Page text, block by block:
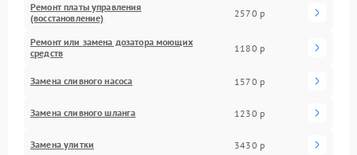
Ремонт платы управления
(восстановление)
2570 р
Ремонт или замена дозатора моющих
средств
1180 р
Замена сливного насоса 1570 р
Замена сливного шланга 1230 р
Замена улитки 3430 р